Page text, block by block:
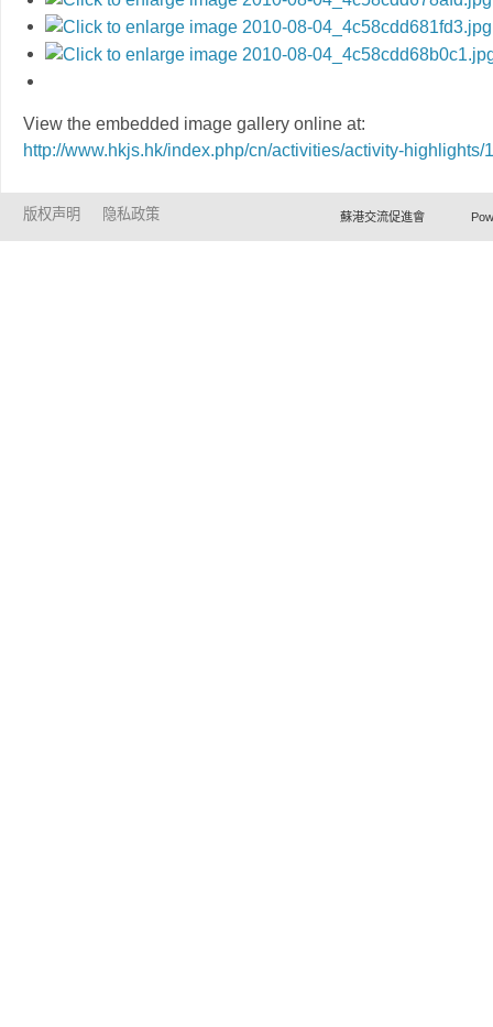
View the embedded image gallery online at:
http://www.hkjs.hk/index.php/cn/activities/activity-
版权声明 隐私政策 蘇港交流促進會